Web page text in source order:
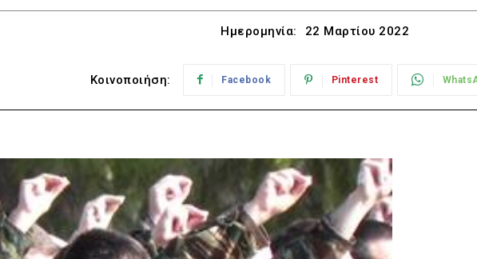
Ημερομηνία: 22 Μαρτίου 2022
Κοινοποιήση: Facebook Pinterest